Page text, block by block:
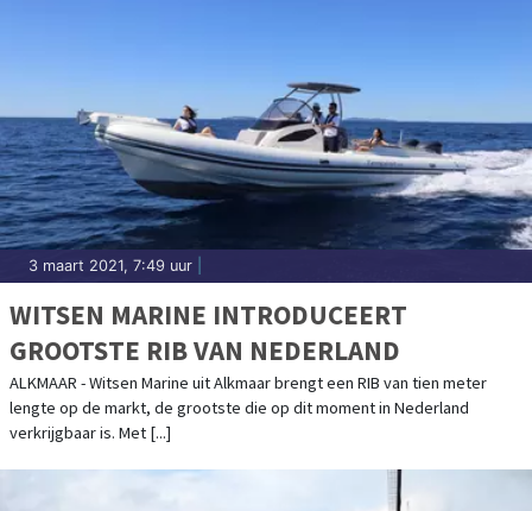
3 maart 2021, 7:49 uur
WITSEN MARINE INTRODUCEERT
GROOTSTE RIB VAN NEDERLAND
ALKMAAR - Witsen Marine uit Alkmaar brengt een RIB van tien meter
lengte op de markt, de grootste die op dit moment in Nederland
verkrijgbaar is. Met [...]